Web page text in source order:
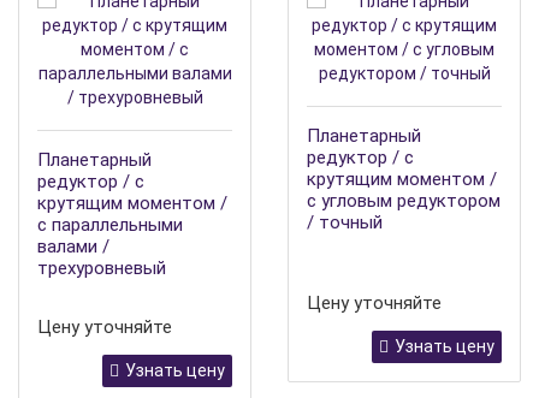
Планетарный
редуктор / с
крутящим моментом /
с параллельными
валами /
трехуровневый
Цену уточняйте
Узнать цену
Планетарный
редуктор / с
крутящим моментом /
с угловым редуктором
/ точный
Цену уточняйте
Узнать цену